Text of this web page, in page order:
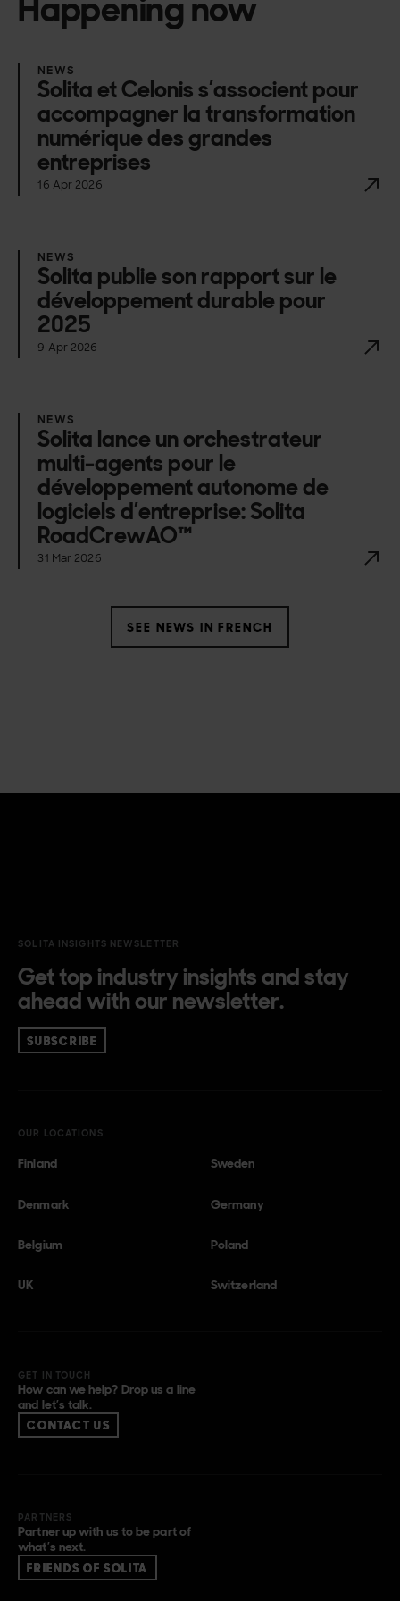
Happening now
NEWS
Solita et Celonis s’associent pour
accompagner la transformation
numérique des grandes
entreprises
16 Apr 2026
NEWS
Solita publie son rapport sur le
développement durable pour
2025
9 Apr 2026
NEWS
Solita lance un orchestrateur
multi-agents pour le
développement autonome de
logiciels d’entreprise: Solita
RoadCrewAO™
31 Mar 2026
SEE NEWS IN FRENCH
SOLITA INSIGHTS NEWSLETTER
Get top industry insights and stay
ahead with our newsletter.
SUBSCRIBE
OUR LOCATIONS
Finland Sweden
Denmark Germany
Belgium Poland
UK Switzerland
GET IN TOUCH
How can we help? Drop us a line
and let’s talk.
CONTACT US
PARTNERS
Partner up with us to be part of
what’s next.
FRIENDS OF SOLITA